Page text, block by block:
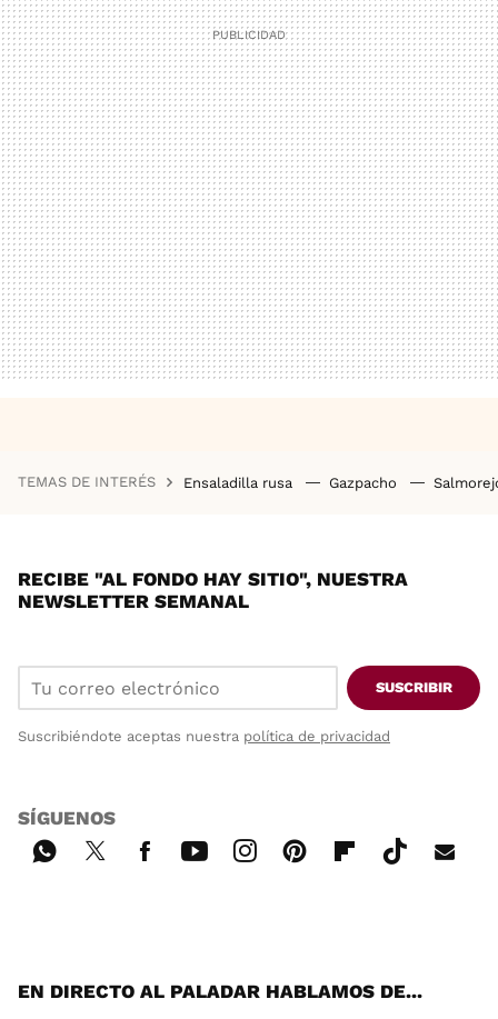
TEMAS DE INTERÉS Ensaladilla rusa Gazpacho
RECIBE "AL FONDO HAY SITIO", NUESTRA
NEWSLETTER SEMANAL
SUSCRIBIR
Suscribiéndote aceptas nuestra política de privacidad
SÍGUENOS
EN DIRECTO AL PALADAR HABLAMOS DE...